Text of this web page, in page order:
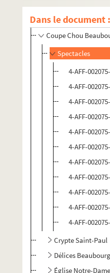
Dans le document :
Centre Pompidou
Église des Billettes
Coupe Chou
Spectacles
4-AFF-
4-AFF-
4-AFF-
4-AFF-
4-AFF-
4-AFF-
4-AFF-
4-AFF-
4-AFF-
4-AFF-
4-AFF-
Crypte Saint-Paul
Délices
Église Notre-